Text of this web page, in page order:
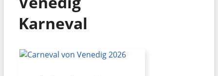
Karneval